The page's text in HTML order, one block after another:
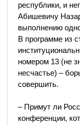
республики, и
Абишевичу
выполнению
В программе из
номером 13 (не
несчастье) –
совершить.
– Примут ли
конференции,